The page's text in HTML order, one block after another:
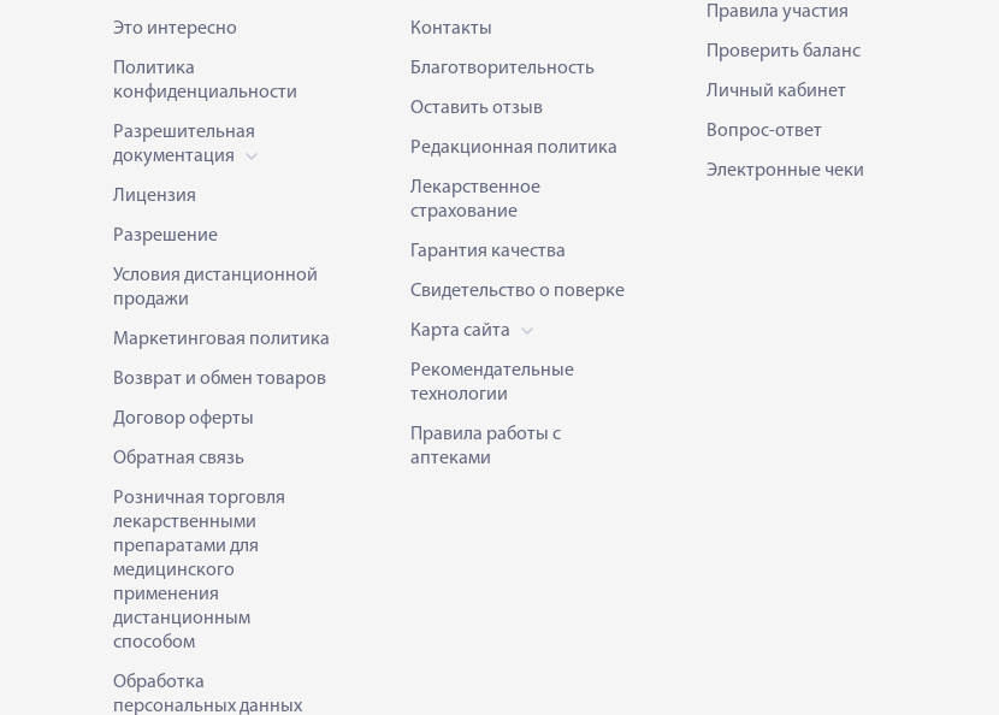
Это интересно
Политика
конфиденциальности
Разрешительная
документация
Лицензия
Разрешение
Условия дистанционной
продажи
Маркетинговая политика
Возврат и обмен товаров
Договор оферты
Обратная связь
Розничная торговля
лекарственными
препаратами для
медицинского
применения
дистанционным
способом
Обработка
персональных данных
Контакты
Благотворительность
Оставить отзыв
Редакционная политика
Лекарственное
страхование
Гарантия качества
Свидетельство о поверке
Карта сайта
Рекомендательные
технологии
Правила работы с
аптеками
Правила участия
Проверить баланс
Личный кабинет
Вопрос-ответ
Электронные чеки